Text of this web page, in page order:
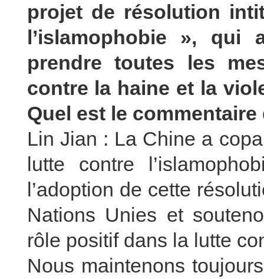
projet de résolution
l’islamophobie », qui
prendre toutes les
contre la haine et la
Quel est le
Lin Jian : La Chine a
lutte contre
l’adoption de cette
Nations Unies et
rôle positif dans la lutte
Nous maintenons